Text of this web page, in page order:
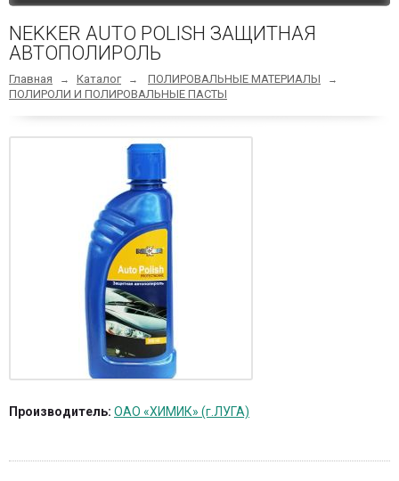
NEKKER AUTO POLISH ЗАЩИТНАЯ
АВТОПОЛИРОЛЬ
Главная → Каталог → ПОЛИРОВАЛЬНЫЕ МАТЕРИАЛЫ →
ПОЛИРОЛИ И ПОЛИРОВАЛЬНЫЕ ПАСТЫ
Производитель: ОАО «ХИМИК» (г.ЛУГА)